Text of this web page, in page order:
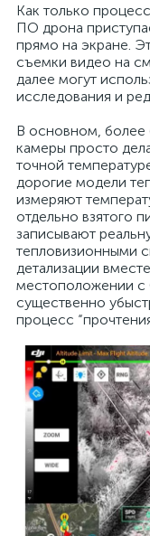
Как только
ПО дрона
прямо на экране.
съемки видео на
далее могут
исследования и
В основном, более
камеры просто
точной
дорогие модели
измеряют
отдельно взятого
записывают
тепловизионными
детализации
местоположении с
существенно
процесс